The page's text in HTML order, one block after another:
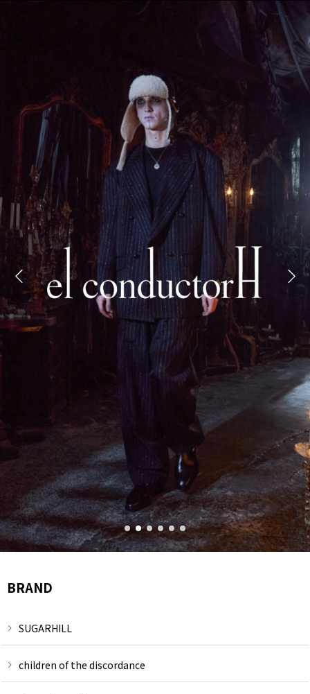
新規登録
BRAND
LIST
BRAND
SUGARHILL
children of the discordance